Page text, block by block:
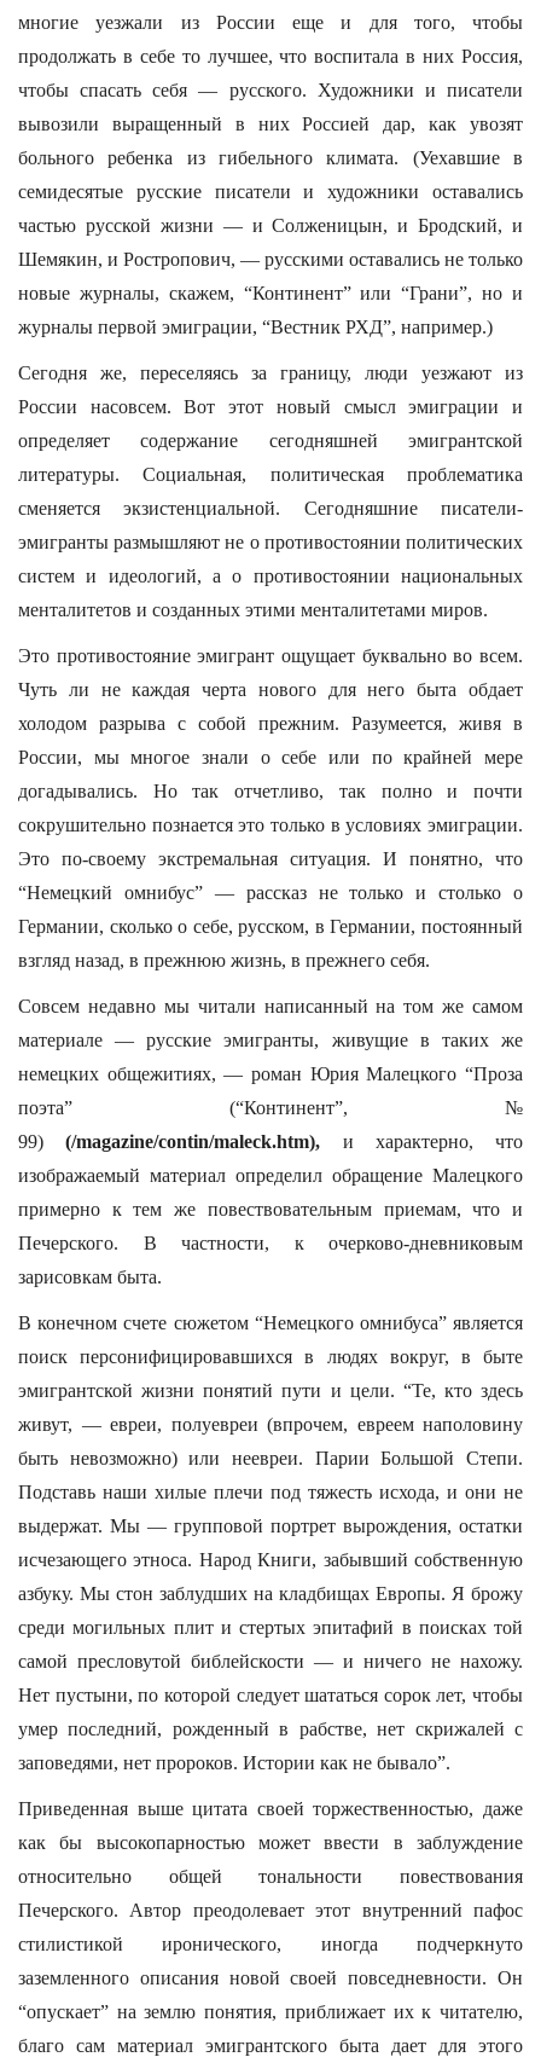
многие уезжали из России еще и для того, чтобы
продолжать в себе то лучшее, что воспитала в них Россия,
чтобы спасать себя — русского. Художники и писатели
вывозили выращенный в них Россией дар, как увозят
больного ребенка из гибельного климата. (Уехавшие в
семидесятые русские писатели и художники оставались
частью русской жизни — и Солженицын, и Бродский, и
Шемякин, и Ростропович, — русскими оставались не только
новые журналы, скажем, “Континент” или “Грани”, но и
журналы первой эмиграции, “Вестник РХД”, например.)
Сегодня же, переселяясь за границу, люди уезжают из
России насовсем. Вот этот новый смысл эмиграции и
определяет содержание сегодняшней эмигрантской
литературы. Социальная, политическая проблематика
сменяется экзистенциальной. Сегодняшние писатели-
эмигранты размышляют не о противостоянии политических
систем и идеологий, а о противостоянии национальных
менталитетов и созданных этими менталитетами миров.
Это противостояние эмигрант ощущает буквально во всем.
Чуть ли не каждая черта нового для него быта обдает
холодом разрыва с собой прежним. Разумеется, живя в
России, мы многое знали о себе или по крайней мере
догадывались. Но так отчетливо, так полно и почти
сокрушительно познается это только в условиях эмиграции.
Это по-своему экстремальная ситуация. И понятно, что
“Немецкий омнибус” — рассказ не только и столько о
Германии, сколько о себе, русском, в Германии, постоянный
взгляд назад, в прежнюю жизнь, в прежнего себя.
Совсем недавно мы читали написанный на том же самом
материале — русские эмигранты, живущие в таких же
немецких общежитиях, — роман Юрия Малецкого “Проза
поэта” (“Континент”, №
99)(/magazine/contin/maleck.htm), и характерно, что
изображаемый материал определил обращение Малецкого
примерно к тем же повествовательным приемам, что и
Печерского. В частности, к очерково-дневниковым
зарисовкам быта.
В конечном счете сюжетом “Немецкого омнибуса” является
поиск персонифицировавшихся в людях вокруг, в быте
эмигрантской жизни понятий пути и цели. “Те, кто здесь
живут, — евреи, полуевреи (впрочем, евреем наполовину
быть невозможно) или неевреи. Парии Большой Степи.
Подставь наши хилые плечи под тяжесть исхода, и они не
выдержат. Мы — групповой портрет вырождения, остатки
исчезающего этноса. Народ Книги, забывший собственную
азбуку. Мы стон заблудших на кладбищах Европы. Я брожу
среди могильных плит и стертых эпитафий в поисках той
самой пресловутой библейскости — и ничего не нахожу.
Нет пустыни, по которой следует шататься сорок лет, чтобы
умер последний, рожденный в рабстве, нет скрижалей с
заповедями, нет пророков. Истории как не бывало”.
Приведенная выше цитата своей торжественностью, даже
как бы высокопарностью может ввести в заблуждение
относительно общей тональности повествования
Печерского. Автор преодолевает этот внутренний пафос
стилистикой иронического, иногда подчеркнуто
заземленного описания новой своей повседневности. Он
“опускает” на землю понятия, приближает их к читателю,
благо сам материал эмигрантского быта дает для этого